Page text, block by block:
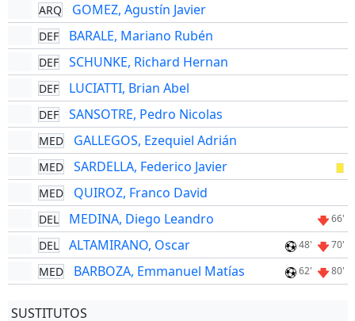
ARQ GOMEZ, Agustín Javier
DEF BARALE, Mariano Rubén
DEF SCHUNKE, Richard Hernan
DEF LUCIATTI, Brian Abel
DEF SANSOTRE, Pedro Nicolas
MED GALLEGOS, Ezequiel Adrián
MED SARDELLA, Federico Javier
MED QUIROZ, Franco David
DEL MEDINA, Diego Leandro 66'
DEL ALTAMIRANO, Oscar 48' 70'
MED BARBOZA, Emmanuel Matías 62' 80'
SUSTITUTOS